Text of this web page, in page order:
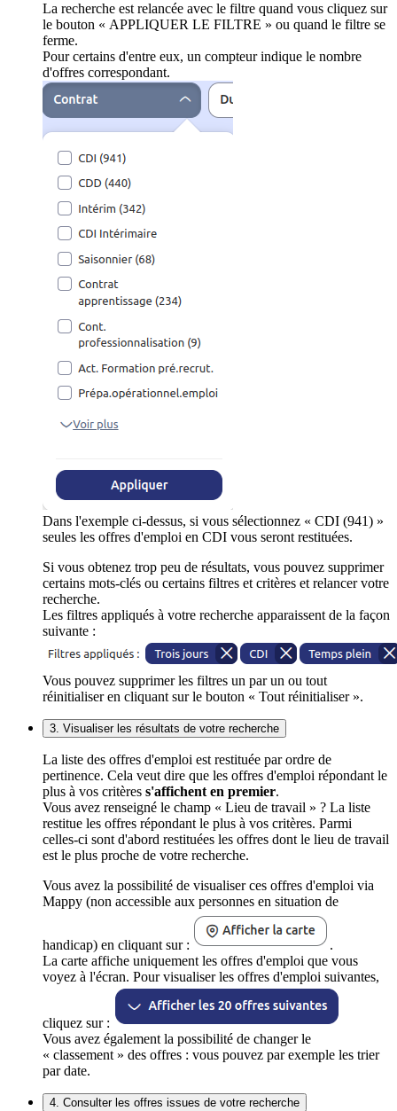
La recherche est relancée avec le filtre quand vous cliquez sur
le bouton « APPLIQUER LE FILTRE » ou quand le filtre se
ferme.
Pour certains d'entre eux, un compteur indique le nombre
d'offres correspondant.
Dans l'exemple ci-dessus, si vous sélectionnez « CDI (941) »
seules les offres d'emploi en CDI vous seront restituées.
Si vous obtenez trop peu de résultats, vous pouvez supprimer
certains mots-clés ou certains filtres et critères et relancer votre
recherche.
Les filtres appliqués à votre recherche apparaissent de la façon
suivante :
Vous pouvez supprimer les filtres un par un ou tout
réinitialiser en cliquant sur le bouton « Tout réinitialiser ».
3. Visualiser les résultats de votre recherche
La liste des offres d'emploi est restituée par ordre de
pertinence. Cela veut dire que les offres d'emploi répondant le
plus à vos critères s'affichent en premier.
Vous avez renseigné le champ « Lieu de travail » ? La liste
restitue les offres répondant le plus à vos critères. Parmi
celles-ci sont d'abord restituées les offres dont le lieu de travail
est le plus proche de votre recherche.
Vous avez la possibilité de visualiser ces offres d'emploi via
Mappy (non accessible aux personnes en situation de
handicap) en cliquant sur :
.
La carte affiche uniquement les offres d'emploi que vous
voyez à l'écran. Pour visualiser les offres d'emploi suivantes,
cliquez sur :
Vous avez également la possibilité de changer le
« classement » des offres : vous pouvez par exemple les trier
par date.
4. Consulter les offres issues de votre recherche